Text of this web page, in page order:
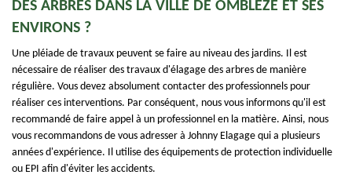
DES ARBRES DANS LA VILLE DE OMBLEZE ET SES
ENVIRONS ?
Une pléiade de travaux peuvent se faire au niveau des jardins. Il est
nécessaire de réaliser des travaux d'élagage des arbres de manière
régulière. Vous devez absolument contacter des professionnels pour
réaliser ces interventions. Par conséquent, nous vous informons qu'il est
recommandé de faire appel à un professionnel en la matière. Ainsi, nous
vous recommandons de vous adresser à Johnny Elagage qui a plusieurs
années d'expérience. Il utilise des équipements de protection individuelle
ou EPI afin d'éviter les accidents.